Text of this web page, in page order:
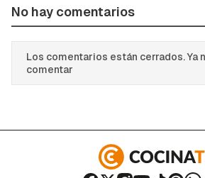
No hay comentarios
Los comentarios están cerrados. Ya
comentar